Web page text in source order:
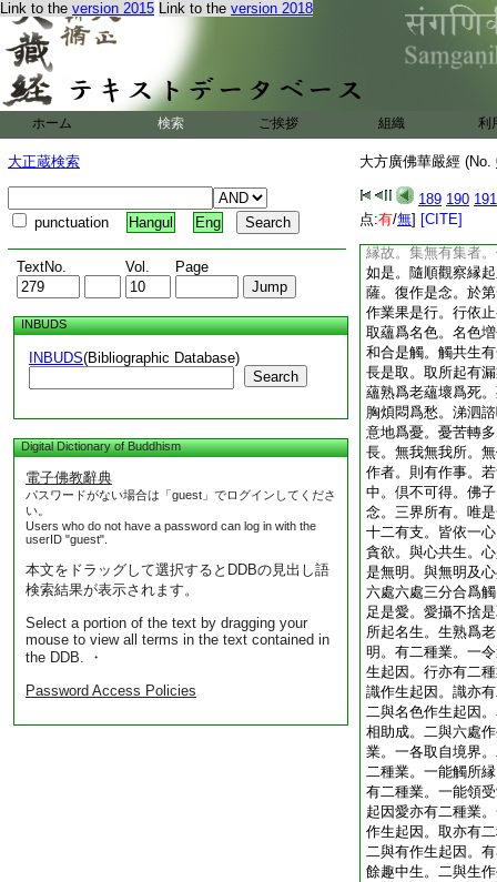
Link to the version 2015 Link to the version 2018
ホーム 検索 ご挨拶 組織 利
大正蔵検索
punctuation Hangul Eng
TextNo. Vol. Page
INBUDS
INBUDS(Bibliographic Database)
Search
Digital Dictionary of Buddhism
電子佛教辭典
パスワードがない場合は「guest」でログインしてくださ
い。
Users who do not have a password can log in with the
userID "guest".
本文をドラッグして選択するとDDBの見出し語
検索結果が表示されます。
Select a portion of the text by dragging your
mouse to view all terms in the text contained in
the DDB. ・
Password Access Policies
大方廣佛華嚴經 (No.
189 190 191
点:有/無] [CITE]
首。大悲増上。大
念。世間受生。皆
處。復作是念。凡
無。不正思惟。起
漏有取。復起
識爲種。無明闇覆
増長。生名色芽。
對。生觸。觸對生
取。取増長生有。
名生。生已衰變爲
諸熱惱。因熱惱故
縁故。集無有集者
如是。隨順觀察縁
薩。復作是念。於
作業果是行。行依
取蘊爲名色。名色
和合是觸。觸共生
長是取。取所起有
蘊熟爲老蘊壞爲死
胸煩悶爲愁。涕泗
意地爲憂。憂苦轉
長。無我無我所。
作者。則有作事。
中。倶不可得。佛
念。三界所有。唯
十二有支。皆依一
貪欲。與心共生。
是無明。與無明及
六處六處三分合爲
足是愛。愛攝不捨
所起名生。生熟爲
明。有二種業。一
生起因。行亦有二
識作生起因。識亦
二與名色作生起因
相助成。二與六處
業。一各取自境界
二種業。一能觸所
有二種業。一能領
起因愛亦有二種業
作生起因。取亦有
二與有作生起因。
餘趣中生。二與生